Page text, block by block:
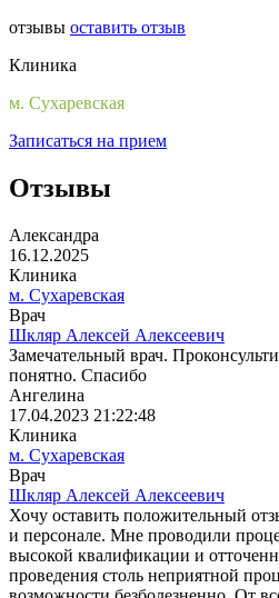
отзывы оставить отзыв
Клиника
м. Сухаревская
Записаться на прием
Отзывы
Александра
16.12.2025
Клиника
м. Сухаревская
Врач
Шкляр Алексей Алексеевич
Замечательный врач.
понятно. Спасибо
Ангелина
17.04.2023 21:22:48
Клиника
м. Сухаревская
Врач
Шкляр Алексей Алексеевич
Хочу оставить положительный
и персонале. Мне проводили
высокой квалификации и
проведения столь неприятной